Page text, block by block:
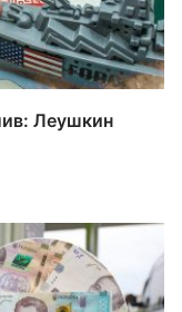
Леушкин